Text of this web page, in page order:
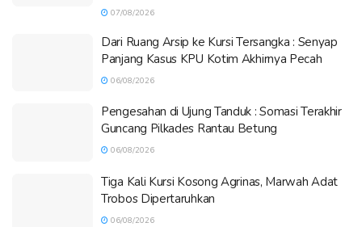
07/08/2026
Dari Ruang Arsip ke Kursi Tersangka : Senyap
Panjang Kasus KPU Kotim Akhirnya Pecah
06/08/2026
Pengesahan di Ujung Tanduk : Somasi Terakhir
Guncang Pilkades Rantau Betung
06/08/2026
Tiga Kali Kursi Kosong Agrinas, Marwah Adat
Trobos Dipertaruhkan
06/08/2026